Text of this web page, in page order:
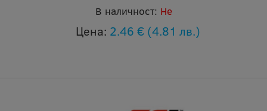
В наличност: Не
Цена: 2.46 € (4.81 лв.)